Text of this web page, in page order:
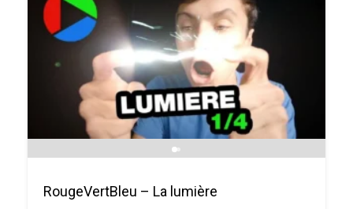
RougeVertBleu – La lumière